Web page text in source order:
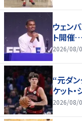
ウェン
ト開催
2026/08/
“元ダン
ケット
2026/08/